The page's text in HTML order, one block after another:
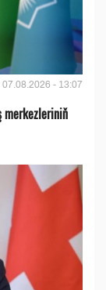
07.08.2026 - 13:07
merkezleriniň